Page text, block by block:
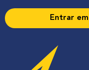
Entrar